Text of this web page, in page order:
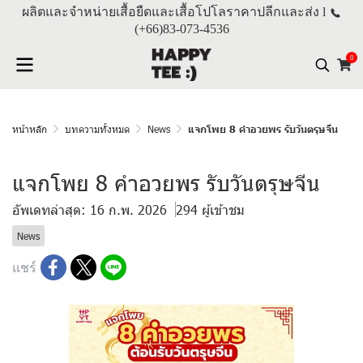
ผลิตและจำหน่ายเสื้อยืดและเสื้อโปโลราคาปลีกและส่ง l
(+66)83-073-4536
0
หน้าหลัก บทความทั้งหมด News แจกโพย 8 คำอวยพร รับวันตรุษจีน
แจกโพย 8 คำอวยพร รับวันตรุษจีน
อัพเดทล่าสุด: 16 ก.พ. 2026 294 ผู้เข้าชม
News
แชร์